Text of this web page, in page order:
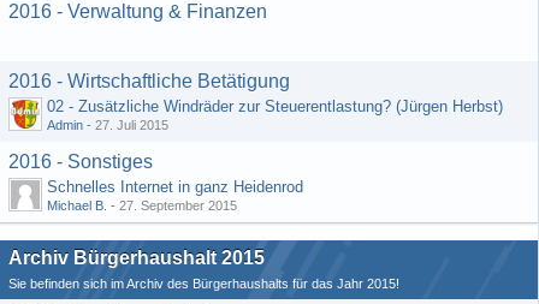
2016 - Verwaltung & Finanzen
2016 - Wirtschaftliche Betätigung
02 - Zusätzliche Windräder zur Steuerentlastung? (Jürgen Herbst)
Admin - 27. Juli 2015
2016 - Sonstiges
Schnelles Internet in ganz Heidenrod
Michael B. - 27. September 2015
Archiv Bürgerhaushalt 2015
Sie befinden sich im Archiv des Bürgerhaushalts für das Jahr 2015!